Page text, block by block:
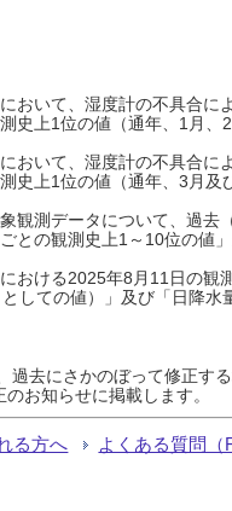
おいて、湿度計の不具合
史上1位の値（通年、1月
おいて、湿度計の不具合
史上1位の値（通年、3月
観測データについて、過
との観測史上1～10位の値
おける2025年8月11日の
としての値）」及び「日降
去にさかのぼって修正す
お知らせに掲載します。
る方へ よくある質問（